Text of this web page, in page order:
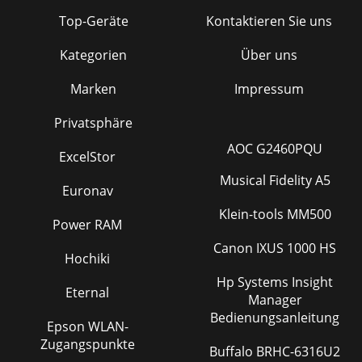
Top-Geräte
Kategorien
Marken
Privatsphäre
Kontaktieren Sie uns
Über uns
Impressum
ExcelStor
Euronav
Power RAM
Hochiki
Eternal
Epson WLAN-
Zugangspunkte
AOC G2460PQU
Musical Fidelity A5
Klein-tools MM500
Canon IXUS 1000 HS
Hp Systems Insight
Manager
Bedienungsanleitung
Buffalo BRHC-6316U2